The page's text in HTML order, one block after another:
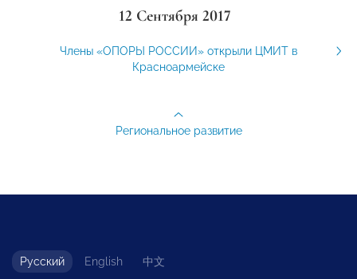
12 Сентября 2017
Члены «ОПОРЫ РОССИИ» открыли ЦМИТ в
Красноармейске
Региональное развитие
Русский English 中文